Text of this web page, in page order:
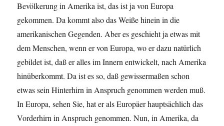
Bevölkerung in Amerika ist, das ist ja von Europa
gekommen. Da kommt also das Weiße hinein in die
amerikanischen Gegenden. Aber es geschieht ja etwas mit
dem Menschen, wenn er von Europa, wo er dazu natürlich
gebildet ist, daß er alles im Innern entwickelt, nach Amerika
hinüberkommt. Da ist es so, daß gewissermaßen schon
etwas sein Hinterhirn in Anspruch genommen werden muß.
In Europa, sehen Sie, hat er als Europäer hauptsächlich das
Vorderhirn in Anspruch genommen. Nun, in Amerika, da